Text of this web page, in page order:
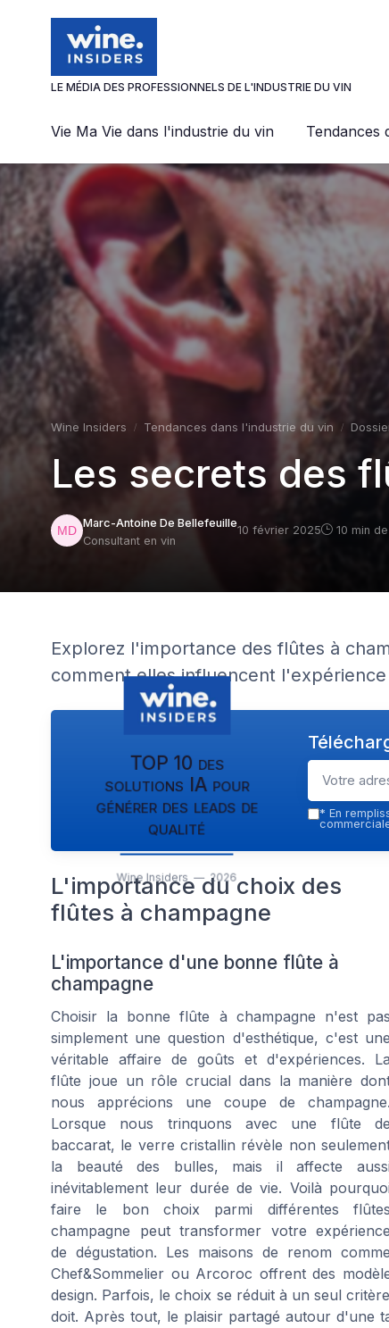
LE MÉDIA DES PROFESSIONNELS DE L'INDUSTRIE DU VIN
Vie Ma Vie dans l'industrie du vin Tendances
Wine Insiders Tendances dans l'industrie du vin
Les secrets des
Marc-Antoine De Bellefeuille
Consultant en vin
10 février 2025 10 min
Explorez l'importance des flûtes à
comment elles influencent
TOP 10 des
solutions IA pour
générer des leads de
qualité
Wine Insiders — 2026
* En
L'importance du choix des
flûtes à champagne
L'importance d'une bonne flûte à
champagne
Choisir la bonne flûte à champagne n'est pas
simplement une question d'esthétique, c'est une
véritable affaire de goûts et d'expériences. La
flûte joue un rôle crucial dans la manière
nous apprécions une coupe de champagne.
Lorsque nous trinquons avec une flûte de
baccarat, le verre cristallin révèle non
la beauté des bulles, mais il affecte aussi
inévitablement leur durée de vie. Voilà pourquoi
faire le bon choix parmi différentes flûtes
champagne peut transformer votre expérience
de dégustation. Les maisons de renom comme
Chef&Sommelier ou Arcoroc offrent des
design. Parfois, le choix se réduit à un seul
doit. Après tout, le plaisir partagé autour d'une